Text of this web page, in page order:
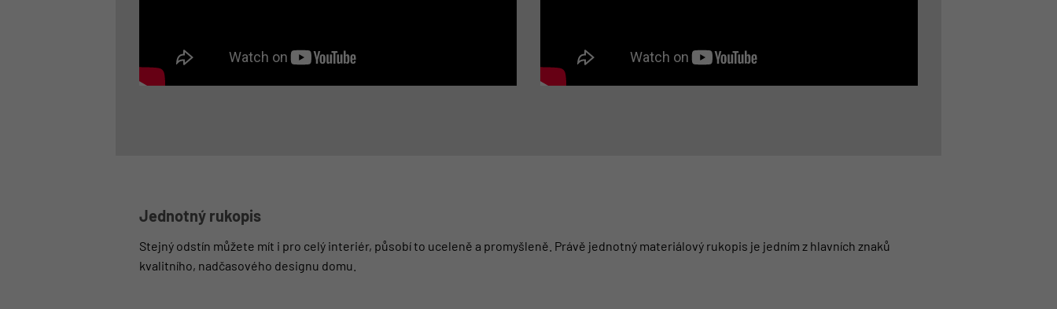
Jednotný rukopis
Stejný odstín můžete mít i pro celý interiér, působí to uceleně a promyšleně. Právě jednotný materiálový rukopis je jedním z hlavních znaků
kvalitního, nadčasového designu domu.